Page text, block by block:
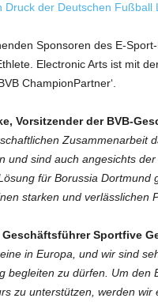
Druck der Deutschen Fußball
Sponsoren des E-
Electronic Arts ist mit
ChampionPartner‘.
Vorsitzender der BVB-
Zusammenarbeit
und sind auch angesichts
für Borussia
starken und verlässlichen
Sportfive
in Europa, und wir sind
begleiten zu dürfen. Um den
zu unterstützen, werden